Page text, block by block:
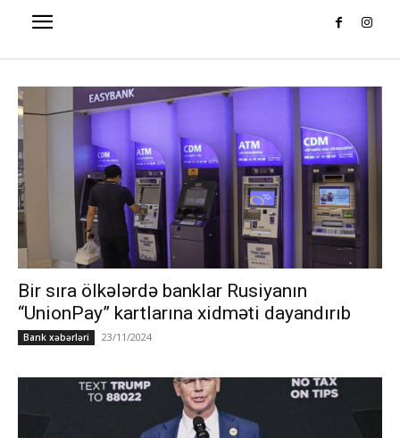
Bir sıra ölkələrdə banklar Rusiyanın
“UnionPay” kartlarına xidməti dayandırıb
Bank xəbərləri 23/11/2024